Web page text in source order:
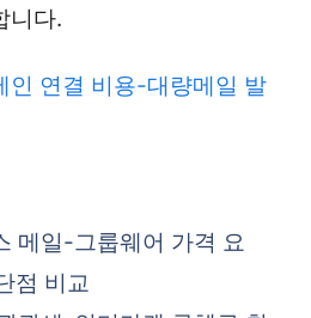
니다.
인 연결 비용-대량메일 발
메일-그룹웨어 가격 요
점 비교